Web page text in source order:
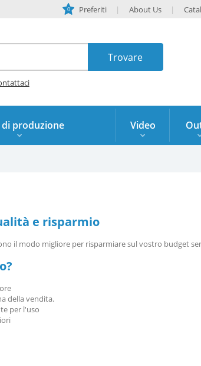
0 Preferiti About Us
di produzione Video
e risparmio
il modo migliore per risparmiare sul vostro budget
della vendita.
per l'uso